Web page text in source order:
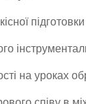
на уроках